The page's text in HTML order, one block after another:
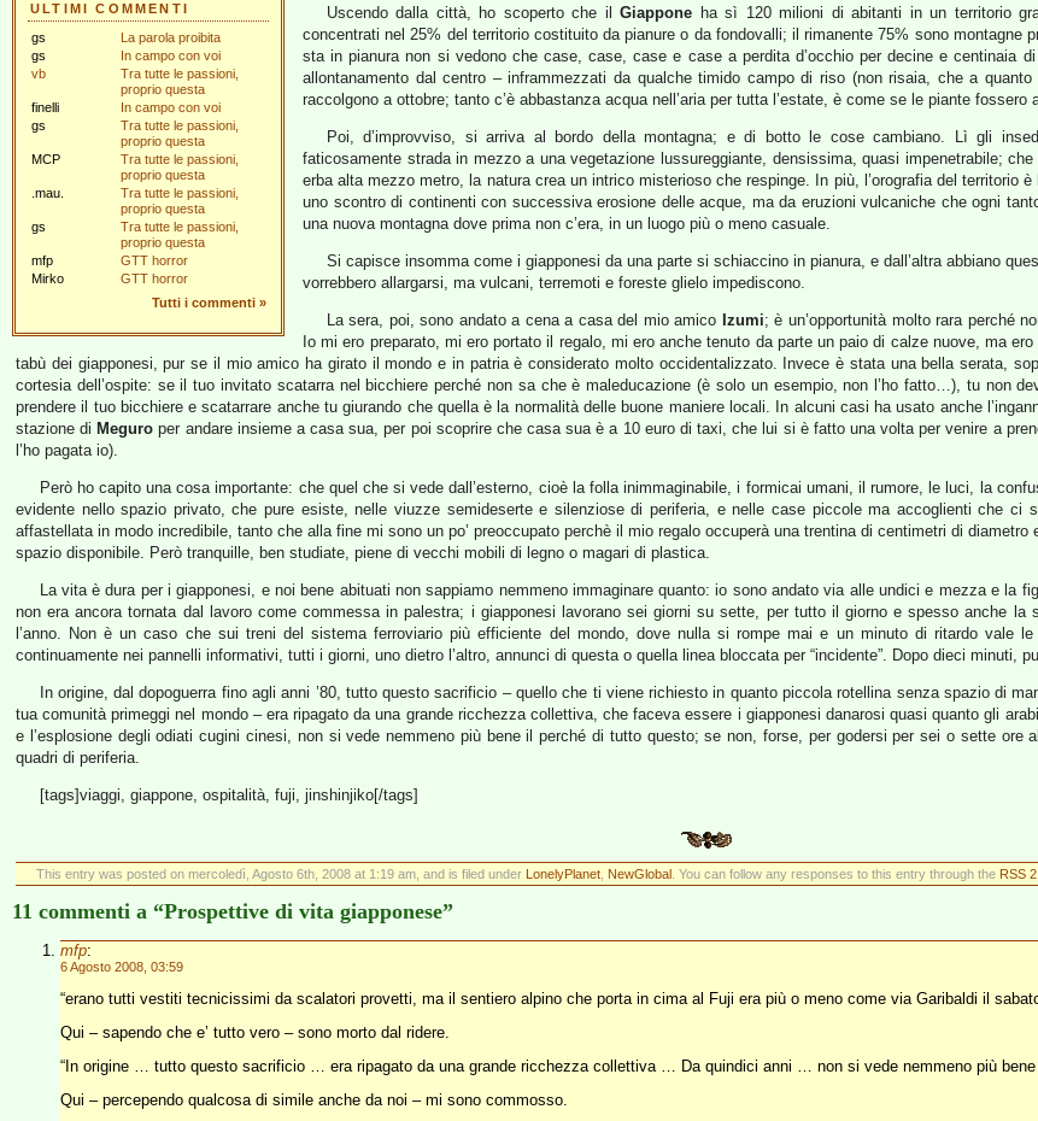
ULTIMI COMMENTI
gs
La parola proibita
gs
In campo con voi
vb
Tra tutte le passioni,
proprio questa
finelli
In campo con voi
gs
Tra tutte le passioni,
proprio questa
MCP
Tra tutte le passioni,
proprio questa
.mau.
Tra tutte le passioni,
proprio questa
gs
Tra tutte le passioni,
proprio questa
mfp
GTT horror
Mirko
GTT horror
Tutti i commenti »
Uscendo dalla città, ho scoperto che ilGiappone ha sì 120 milioni di abitanti in un territorio
concentrati nel 25% del territorio costituito da pianure o da fondovalli; il rimanente 75% sono montagne
sta in pianura non si vedono che case, case, case e case a perdita d’occhio per decine e centinaia
allontanamento dal centro – inframmezzati da qualche timido campo di riso (non risaia, che a
raccolgono a ottobre; tanto c’è abbastanza acqua nell’aria per tutta l’estate, è come se le piante fossero
Poi, d’improvviso, si arriva al bordo della montagna; e di botto le cose cambiano. Lì gli
faticosamente strada in mezzo a una vegetazione lussureggiante, densissima, quasi impenetrabile;
erba alta mezzo metro, la natura crea un intrico misterioso che respinge. In più, l’orografia del territorio
uno scontro di continenti con successiva erosione delle acque, ma da eruzioni vulcaniche che ogni
una nuova montagna dove prima non c’era, in un luogo più o meno casuale.
Si capisce insomma come i giapponesi da una parte si schiaccino in pianura, e dall’altra abbiano
vorrebbero allargarsi, ma vulcani, terremoti e foreste glielo impediscono.
La sera, poi, sono andato a cena a casa del mio amico Izumi; è un’opportunità molto rara perché
Io mi ero preparato, mi ero portato il regalo, mi ero anche tenuto da parte un paio di calze nuove, ma
tabù dei giapponesi, pur se il mio amico ha girato il mondo e in patria è considerato molto occidentalizzato. Invece è stata una bella serata,
cortesia dell’ospite: se il tuo invitato scatarra nel bicchiere perché non sa che è maleducazione (è solo un esempio, non l’ho fatto…), tu non
prendere il tuo bicchiere e scatarrare anche tu giurando che quella è la normalità delle buone maniere locali. In alcuni casi ha usato anche
stazione di Meguro per andare insieme a casa sua, per poi scoprire che casa sua è a 10 euro di taxi, che lui si è fatto una volta per venire a
l’ho pagata io).
Però ho capito una cosa importante: che quel che si vede dall’esterno, cioè la folla inimmaginabile, i formicai umani, il rumore, le luci, la
evidente nello spazio privato, che pure esiste, nelle viuzze semideserte e silenziose di periferia, e nelle case piccole ma accoglienti che ci
affastellata in modo incredibile, tanto che alla fine mi sono un po’ preoccupato perchè il mio regalo occuperà una trentina di centimetri di
spazio disponibile. Però tranquille, ben studiate, piene di vecchi mobili di legno o magari di plastica.
La vita è dura per i giapponesi, e noi bene abituati non sappiamo nemmeno immaginare quanto: io sono andato via alle undici e mezza e la
non era ancora tornata dal lavoro come commessa in palestra; i giapponesi lavorano sei giorni su sette, per tutto il giorno e spesso anche la
l’anno. Non è un caso che sui treni del sistema ferroviario più efficiente del mondo, dove nulla si rompe mai e un minuto di ritardo vale
continuamente nei pannelli informativi, tutti i giorni, uno dietro l’altro, annunci di questa o quella linea bloccata per “incidente”. Dopo dieci minuti,
In origine, dal dopoguerra fino agli anni ’80, tutto questo sacrificio – quello che ti viene richiesto in quanto piccola rotellina senza spazio di
tua comunità primeggi nel mondo – era ripagato da una grande ricchezza collettiva, che faceva essere i giapponesi danarosi quasi quanto gli
e l’esplosione degli odiati cugini cinesi, non si vede nemmeno più bene il perché di tutto questo; se non, forse, per godersi per sei o sette ore
quadri di periferia.
[tags]viaggi, giappone, ospitalità, fuji, jinshinjiko[/tags]
This entry was posted on mercoledì, Agosto 6th, 2008 at 1:19 am, and is filed under LonelyPlanet, NewGlobal. You can follow any responses to this entry through the RSS
11 commenti a “Prospettive di vita giapponese”
mfp:
6 Agosto 2008, 03:59
“erano tutti vestiti tecnicissimi da scalatori provetti, ma il sentiero alpino che porta in cima al Fuji era più o meno come via Garibaldi il
Qui – sapendo che e’ tutto vero – sono morto dal ridere.
“In origine … tutto questo sacrificio … era ripagato da una grande ricchezza collettiva … Da quindici anni … non si vede nemmeno più bene
Qui – percependo qualcosa di simile anche da noi – mi sono commosso.